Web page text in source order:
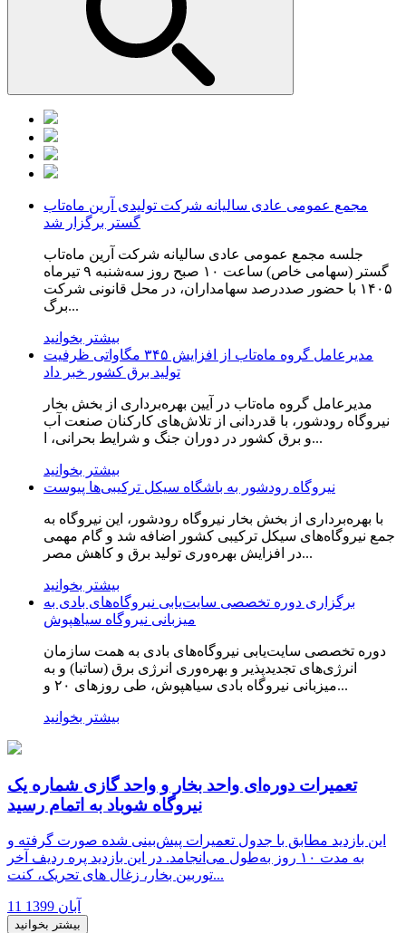
مجمع عمومی عادی سالیانه شرکت تولیدی آرین ماه‌تاب
گستر برگزار شد
جلسه مجمع عمومی عادی سالیانه شرکت آرین ماه‌تاب
گستر (سهامی خاص) ساعت ۱۰ صبح روز سه‌شنبه ۹ تیرماه
۱۴۰۵ با حضور صددرصد سهامداران، در محل قانونی شرکت
برگ...
بیشتر بخوانید
مدیرعامل گروه ماه‌تاب از افزایش ۳۴۵ مگاواتی ظرفیت
تولید برق کشور خبر داد
مدیرعامل گروه ماه‌تاب در آیین بهره‌برداری از بخش بخار
نیروگاه رودشور، با قدردانی از تلاش‌های کارکنان صنعت آب
و برق کشور در دوران جنگ و شرایط بحرانی، ا...
بیشتر بخوانید
نیروگاه رودشور به باشگاه سیکل ترکیبی‌ها پیوست
با بهره‌برداری از بخش بخار نیروگاه رودشور، این نیروگاه به
جمع نیروگاه‌های سیکل ترکیبی کشور اضافه شد و گام مهمی
در افزایش بهره‌وری تولید برق و کاهش مصر...
بیشتر بخوانید
برگزاری دوره تخصصی سایت‌یابی نیروگاه‌های بادی به
میزبانی نیروگاه سیاهپوش
دوره تخصصی سایت‌یابی نیروگاه‌های بادی به همت سازمان
انرژی‌های تجدیدپذیر و بهره‌وری انرژی برق (ساتبا) و به
میزبانی نیروگاه بادی سیاهپوش، طی روزهای ۲۰ و...
بیشتر بخوانید
تعمیرات دوره‌ای واحد بخار و واحد گازی شماره یک
نیروگاه شوباد به اتمام رسید
این بازدید مطابق با جدول تعمیرات پیش‌بینی شده صورت گرفته و
به مدت ۱۰ روز به‌طول می‌انجامد. در این بازدید پره ردیف آخر
توربین بخار، زغال های تحریک، کنت...
11 آبان 1399
بیشتر بخوانید